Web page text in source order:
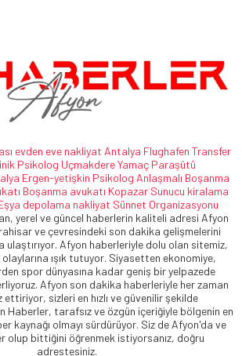
evden eve nakliyat Antalya Flughafen Transfer
Psikolog Uçmakdere Yamaç Paraşütü
Ergen-yetişkin Psikolog Anlaşmalı Boşanma
Boşanma avukatı Kopazar Sunucu kiralama
depolama nakliyat Sünnet Organizasyonu
yerel ve güncel haberlerin kaliteli adresi Afyon
ve çevresindeki son dakika gelişmelerini
ulaştırıyor. Afyon haberleriyle dolu olan sitemiz,
ışık tutuyor. Siyasetten ekonomiye,
spor dünyasına kadar geniş bir yelpazede
Afyon son dakika haberleriyle her zaman
ettiriyor, sizleri en hızlı ve güvenilir şekilde
Haberler, tarafsız ve özgün içeriğiyle bölgenin en
kaynağı olmayı sürdürüyor. Siz de Afyon'da ve
olup bittiğini öğrenmek istiyorsanız, doğru
adrestesiniz.